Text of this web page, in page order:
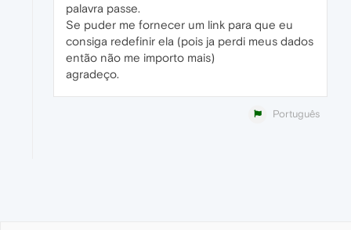
palavra passe.
Se puder me fornecer um link para que eu
consiga redefinir ela (pois ja perdi meus dados
então não me importo mais)
agradeço.
Português